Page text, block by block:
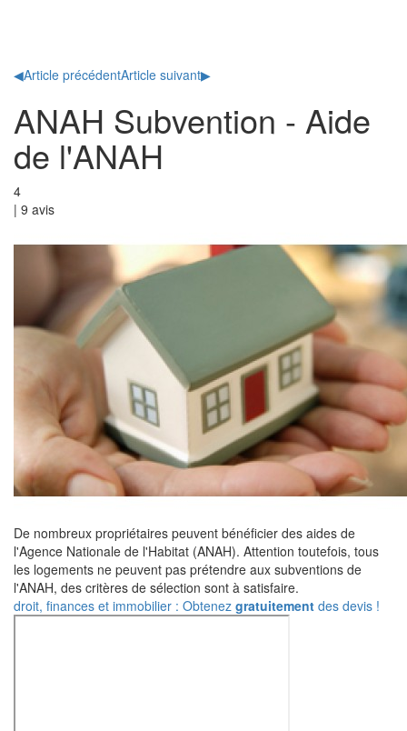
◀Article précédentArticle suivant▶
ANAH Subvention - Aide
de l'ANAH
4
| 9 avis
De nombreux propriétaires peuvent bénéficier des aides de
l'Agence Nationale de l'Habitat (ANAH). Attention toutefois, tous
les logements ne peuvent pas prétendre aux subventions de
l'ANAH, des critères de sélection sont à satisfaire.
droit, finances et immobilier : Obtenez gratuitement des devis !